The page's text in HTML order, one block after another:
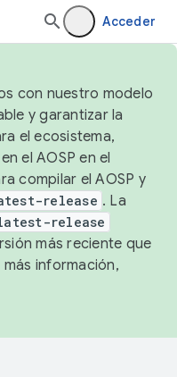
Acceder
con nuestro modelo
y garantizar la
el ecosistema,
el AOSP en el
compilar el AOSP y
release . La
release
más reciente que
más información,